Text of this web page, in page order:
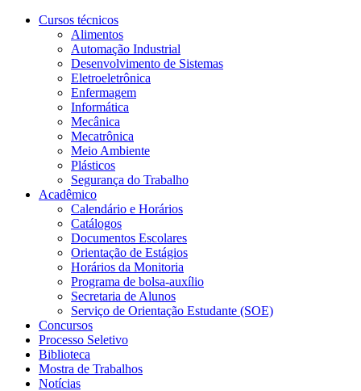
Cursos técnicos
Alimentos
Automação Industrial
Desenvolvimento de Sistemas
Eletroeletrônica
Enfermagem
Informática
Mecânica
Mecatrônica
Meio Ambiente
Plásticos
Segurança do Trabalho
Acadêmico
Calendário e Horários
Catálogos
Documentos Escolares
Orientação de Estágios
Horários da Monitoria
Programa de bolsa-auxílio
Secretaria de Alunos
Serviço de Orientação Estudante (SOE)
Concursos
Processo Seletivo
Biblioteca
Mostra de Trabalhos
Notícias